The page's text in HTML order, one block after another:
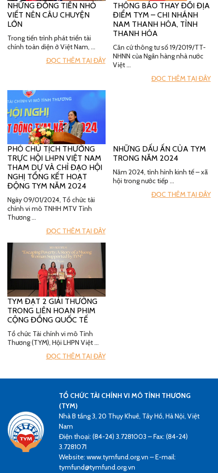
NHỮNG ĐỒNG TIỀN NHỎ
VIẾT NÊN CÂU CHUYỆN
LỚN
Trong tiến trình phát triển tài
chính toàn diện ở Việt Nam, …
ĐỌC THÊM TẠI ĐÂY
THÔNG BÁO THAY ĐỔI ĐỊA
ĐIỂM TYM – CHI NHÁNH
NAM THANH HÓA, TỈNH
THANH HÓA
Căn cứ thông tư số 19/2019/TT-
NHNN của Ngân hàng nhà nước
Việt …
ĐỌC THÊM TẠI ĐÂY
PHÓ CHỦ TỊCH THƯỜNG
TRỰC HỘI LHPN VIỆT NAM
THAM DỰ VÀ CHỈ ĐẠO HỘI
NGHỊ TỔNG KẾT HOẠT
ĐỘNG TYM NĂM 2024
Ngày 09/01/2024, Tổ chức tài
chính vi mô TNHH MTV Tình
Thương …
ĐỌC THÊM TẠI ĐÂY
NHỮNG DẤU ẤN CỦA TYM
TRONG NĂM 2024
Năm 2024, tình hình kinh tế – xã
hội trong nước tiếp …
ĐỌC THÊM TẠI ĐÂY
TYM ĐẠT 2 GIẢI THƯỞNG
TRONG LIÊN HOAN PHIM
CỘNG ĐỒNG QUỐC TẾ
Tổ chức Tài chính vi mô Tình
Thương (TYM), Hội LHPN Việt …
ĐỌC THÊM TẠI ĐÂY
TỔ CHỨC TÀI CHÍNH VI MÔ TÌNH THƯƠNG
(TYM)
Nhà B tầng 3, 20 Thụy Khuê, Tây Hồ, Hà Nội, Việt
Nam
Điện thoại: (84-24) 3.7281003 – Fax: (84-24)
3.7281071
Website: www.tymfund.org.vn – E-mail:
tymfund@tymfund.org.vn